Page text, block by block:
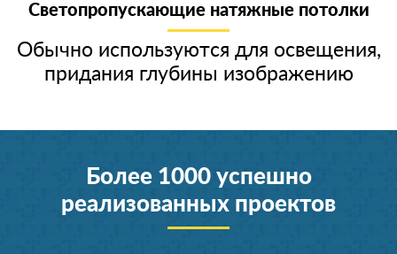
Светопропускающие натяжные потолки
Обычно используются для освещения,
придания глубины изображению
Более 1000 успешно
реализованных проектов